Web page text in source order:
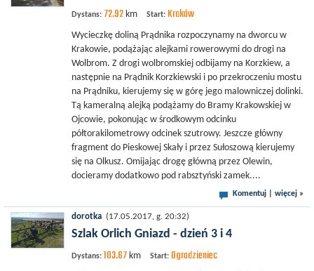
Dystans: 72.92 km Start: Kraków
Wycieczkę doliną Prądnika rozpoczynamy na dworcu w
Krakowie, podążając alejkami rowerowymi do drogi na
Wolbrom. Z drogi wolbromskiej odbijamy na Korzkiew, a
następnie na Prądnik Korzkiewski i po przekroczeniu mostu
na Prądniku, kierujemy się w górę jego malowniczej dolinki.
Tą kameralną alejką podążamy do Bramy Krakowskiej w
Ojcowie, pokonując w środkowym odcinku
półtorakilometrowy odcinek szutrowy. Jeszcze główny
fragment do Pieskowej Skały i przez Sułoszową kierujemy
się na Olkusz. Omijając drogę główną przez Olewin,
docieramy dodatkowo pod rabsztyński zamek....
Komentuj więcej »
dorotka (17.05.2017, g. 20:32)
Szlak Orlich Gniazd - dzień 3 i 4
Dystans: 103.67 km Start: Ogrodzieniec